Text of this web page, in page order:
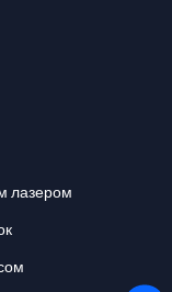
лазером